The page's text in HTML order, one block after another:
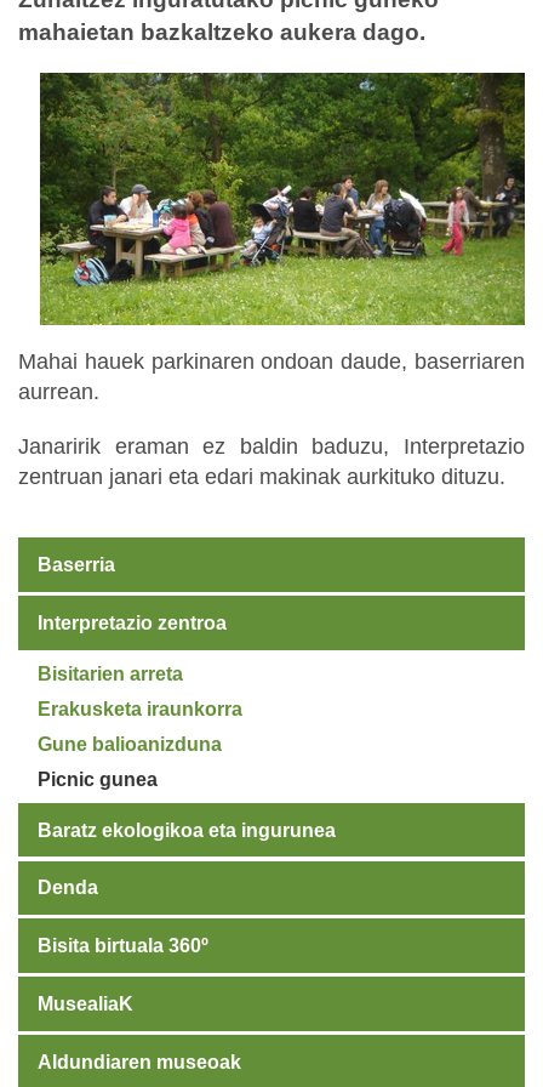
mahaietan bazkaltzeko aukera dago.
Mahai hauek parkinaren ondoan daude, baserriaren
aurrean.
Janaririk eraman ez baldin baduzu, Interpretazio
zentruan janari eta edari makinak aurkituko dituzu.
Baserria
Interpretazio zentroa
Bisitarien arreta
Erakusketa iraunkorra
Gune balioanizduna
Picnic gunea
Baratz ekologikoa eta ingurunea
Denda
Bisita birtuala 360º
MusealiaK
Aldundiaren museoak